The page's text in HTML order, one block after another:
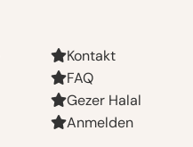
Kontakt
FAQ
Gezer Halal
Anmelden